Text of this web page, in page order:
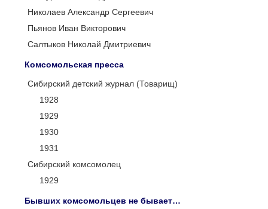
Николаев Александр Сергеевич
Пьянов Иван Викторович
Салтыков Николай Дмитриевич
Комсомольская пресса
Сибирский детский журнал (Товарищ)
1928
1929
1930
1931
Сибирский комсомолец
1929
Бывших комсомольцев не бывает…